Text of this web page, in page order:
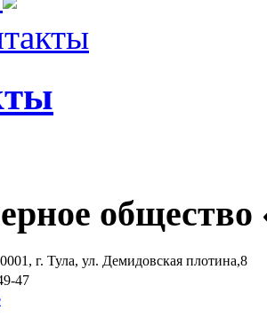
общество
г. Тула, ул. Демидовская плотина,8
47